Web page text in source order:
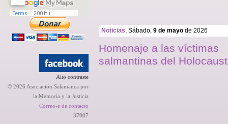
Alto contraste
© 2026 Asociación Salamanca por
la Memoria y la Justicia
Correo-e de contacto
37007
Noticias, Sábado, 9 de mayo de 2026
Homenaje a las víctimas
salmantinas del